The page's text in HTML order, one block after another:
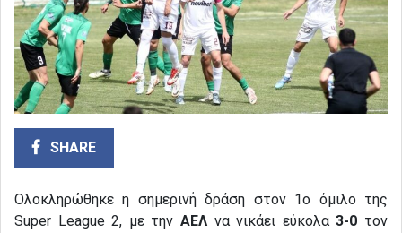
SHARE
Ολοκληρώθηκε η σημερινή δράση στον 1ο όμιλο της
Super League 2, με την ΑΕΛ να νικάει εύκολα3-0 τον